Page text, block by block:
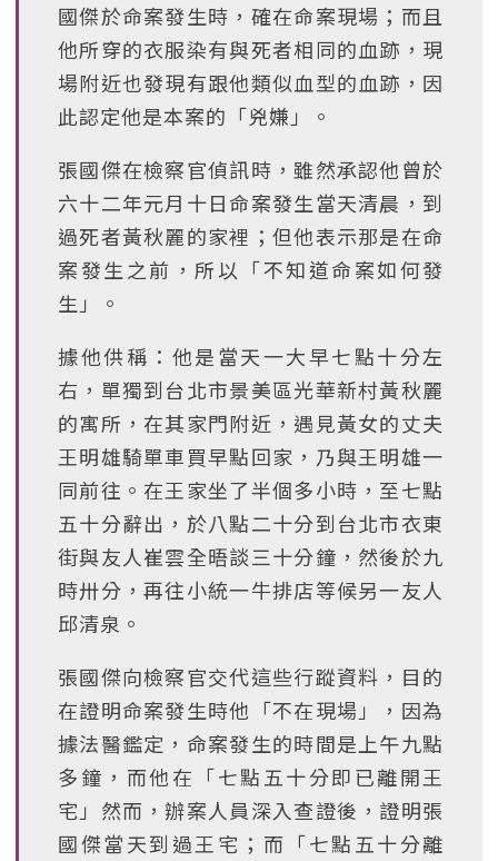
國傑於命案發生時，確在命案現場；而且
他所穿的衣服染有與死者相同的血跡，現
場附近也發現有跟他類似血型的血跡，因
此認定他是本案的「兇嫌」。
張國傑在檢察官偵訊時，雖然承認他曾於
六十二年元月十日命案發生當天清晨，到
過死者黃秋麗的家裡；但他表示那是在命
案發生之前，所以「不知道命案如何發
生」。
據他供稱：他是當天一大早七點十分左
右，單獨到台北市景美區光華新村黃秋麗
的寓所，在其家門附近，遇見黃女的丈夫
王明雄騎單車買早點回家，乃與王明雄一
同前往。在王家坐了半個多小時，至七點
五十分辭出，於八點二十分到台北市衣東
街與友人崔雲全晤談三十分鐘，然後於九
時卅分，再往小統一牛排店等候另一友人
邱清泉。
張國傑向檢察官交代這些行蹤資料，目的
在證明命案發生時他「不在現場」，因為
據法醫鑑定，命案發生的時間是上午九點
多鐘，而他在「七點五十分即已離開王
宅」然而，辦案人員深入查證後，證明張
國傑當天到過王宅；而「七點五十分離